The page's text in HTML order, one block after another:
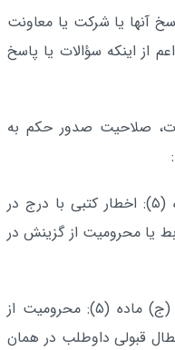
آنها یا شرکت یا معاونت
از اینکه سؤالات یا پاسخ
صلاحیت صدور حکم به
الف- در مورد مشمولان بند (الف) ماده (۵): اخطار کتبی با درج در
یا محرومیت از گزینش در
ب- در مورد مشمولان بند (ب) یا بند (ج) ماده (۵): محرومیت از
قبولی داوطلب در همان